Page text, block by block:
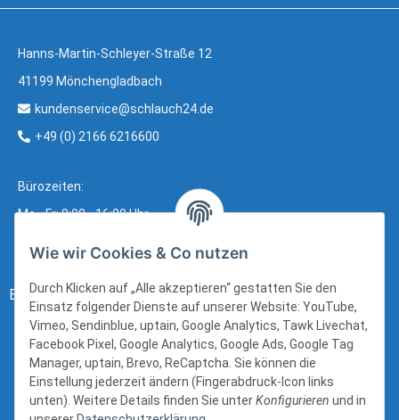
Hanns-Martin-Schleyer-Straße 12
41199 Mönchengladbach
kundenservice@schlauch24.de
+49 (0) 2166 6216600
Bürozeiten:
Mo - Fr: 8:00 - 16:00 Uhr
Bezahlung:
Wie wir Cookies & Co nutzen
Durch Klicken auf „Alle akzeptieren“ gestatten Sie den
Einsatz folgender Dienste auf unserer Website: YouTube,
Vimeo, Sendinblue, uptain, Google Analytics, Tawk Livechat,
Facebook Pixel, Google Analytics, Google Ads, Google Tag
Manager, uptain, Brevo, ReCaptcha. Sie können die
Einstellung jederzeit ändern (Fingerabdruck-Icon links
unten). Weitere Details finden Sie unterKonfigurieren und in